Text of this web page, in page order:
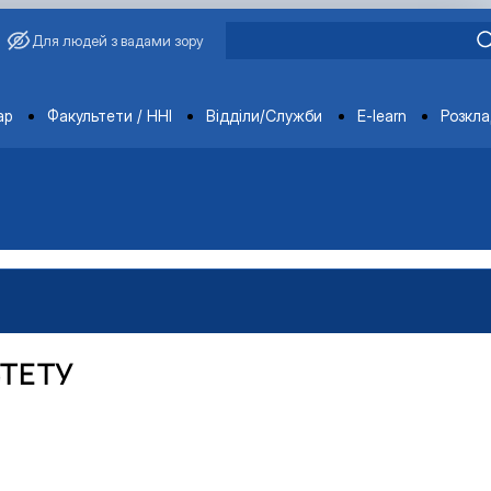
Для людей з вадами зору
Факультети / ННІ Відділи/Служби E-learn